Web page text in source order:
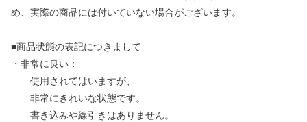
め、実際の商品には付いていない場合がございます。
■商品状態の表記につきまして
・非常に良い：
使用されてはいますが、
非常にきれいな状態です。
書き込みや線引きはありません。